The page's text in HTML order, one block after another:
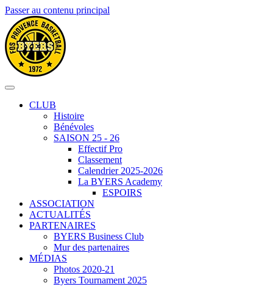
Passer au contenu principal
CLUB
Histoire
Bénévoles
SAISON 25 - 26
Effectif Pro
Classement
Calendrier 2025-2026
La BYERS Academy
ESPOIRS
ASSOCIATION
ACTUALITÉS
PARTENAIRES
BYERS Business Club
Mur des partenaires
MÉDIAS
Photos 2020-21
Byers Tournament 2025